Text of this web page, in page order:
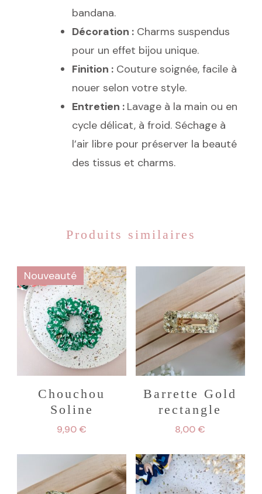
bandana.
Décoration : Charms suspendus
pour un effet bijou unique.
Finition : Couture soignée, facile à
nouer selon votre style.
Entretien : Lavage à la main ou en
cycle délicat, à froid. Séchage à
l’air libre pour préserver la beauté
des tissus et charms.
Produits similaires
Nouveauté
Chouchou
Soline
9,90€
Barrette Gold
rectangle
8,00€